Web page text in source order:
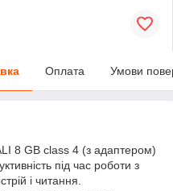
Оплата Умови
8 GB class 4 (з адаптером)
під час роботи з
і читання.